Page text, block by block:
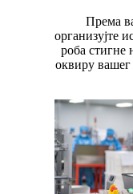
Према
организујте
роба стигне
оквиру вашег